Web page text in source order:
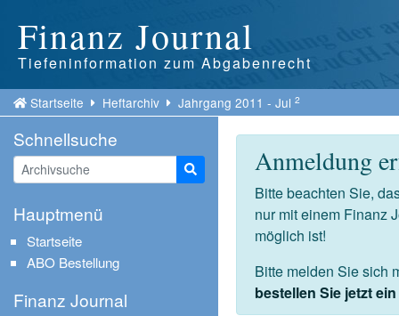
Finanz Journal
Tiefeninformation zum Abgabenrecht
Startseite Heftarchiv Jahrgang 2011 - Jul2
Anmeldung
Bitte beachten Sie,
nur mit einem Finanz
möglich ist!
Bitte melden Sie sich
bestellen Sie jetzt
Schnellsuche
Suche starten
Hauptmenü
Startseite
ABO Bestellung
Finanz Journal